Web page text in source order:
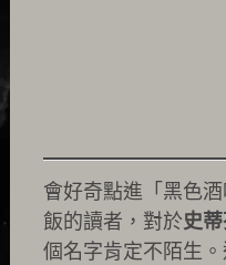
會好奇點進「黑色
飯的讀者，對於史
個名字肯定不陌生。